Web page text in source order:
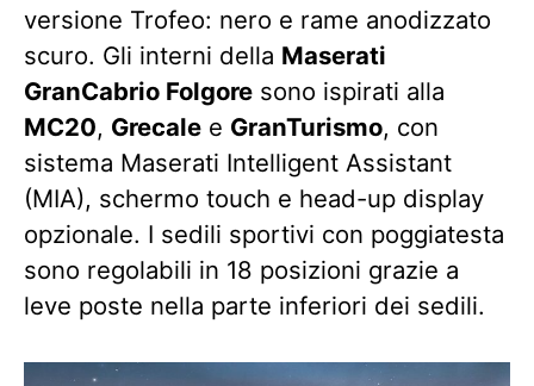
versione Trofeo: nero e rame anodizzato
scuro. Gli interni della Maserati
GranCabrio Folgore sono ispirati alla
MC20, Grecale e GranTurismo, con
sistema Maserati Intelligent Assistant
(MIA), schermo touch e head-up display
opzionale. I sedili sportivi con poggiatesta
sono regolabili in 18 posizioni grazie a
leve poste nella parte inferiori dei sedili.